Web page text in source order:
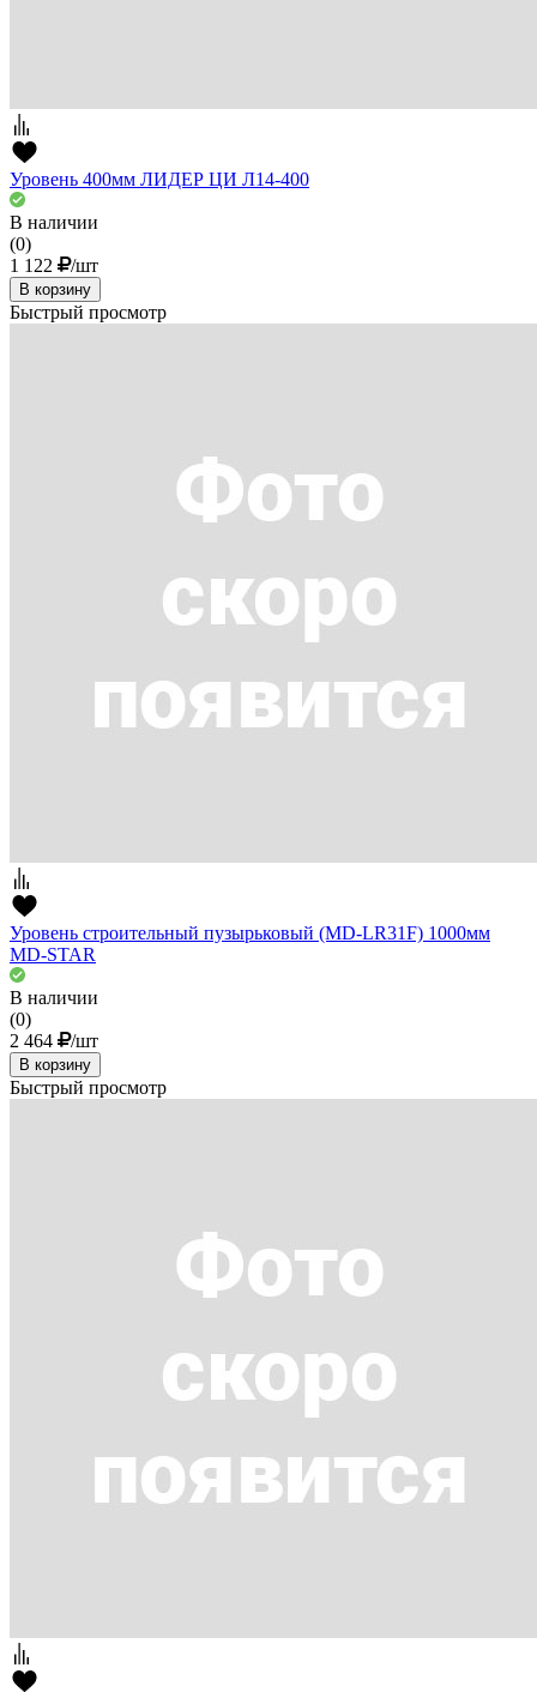
Уровень 400мм ЛИДЕР ЦИ Л14-400
В наличии
(0)
1 122
/шт
В корзину
Быстрый просмотр
Уровень строительный пузырьковый (MD-LR31F) 1000мм
MD-STAR
В наличии
(0)
2 464
/шт
В корзину
Быстрый просмотр